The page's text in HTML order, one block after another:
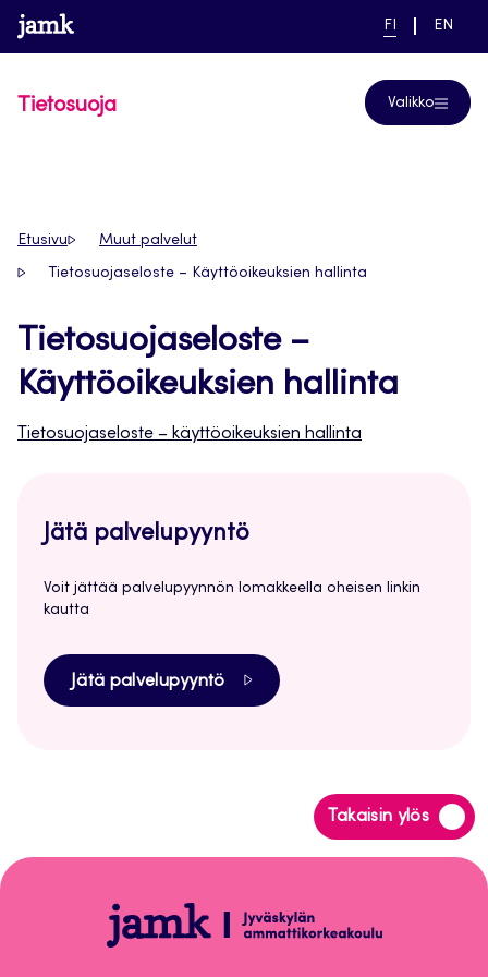
Siirry
suoraan
www.jamk.fi linkki pääsivustolle
NYKYINEN
FI
VAIHDA
EN
Tietosuoja Valikko
Etusivu Muut palvelut
Tietosuojaseloste – Käyttöoikeuksien hallinta
Tietosuojaseloste –
Käyttöoikeuksien hallinta
Tietosuojaseloste – käyttöoikeuksien hallinta
Jätä palvelupyyntö
Voit jättää palvelupyynnön lomakkeella oheisen linkin
kautta
Jätä palvelupyyntö
Takaisin ylös
Siirry
takaisin
Tietosuoja